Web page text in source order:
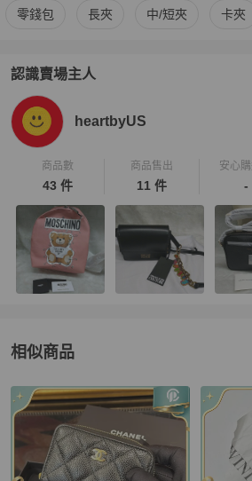
更多Chanel 女士錢包 / 小皮件相似商品推
零錢包 長夾 中/短夾 卡夾
認識賣場主人
PopChill 拍拍圈嚴選賣家
heartbyUS
商品數
43 件
商品售出
11 件
安心
-
相似商品
更多相似Chanel女士錢包 / 小皮件推薦